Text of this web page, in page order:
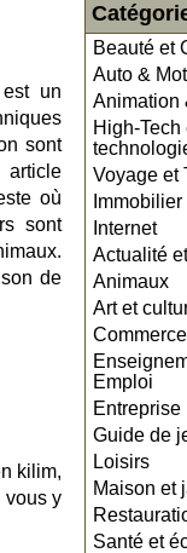
Beauté et
Auto &
Animation
High-
Voyage et
Immobilier
Internet
Actualité
Animaux
Art et
Emploi
Entreprise
Guide de
Loisirs
Maison et
Santé et
un
sont
article
où
sont
de
kilim,
vous y